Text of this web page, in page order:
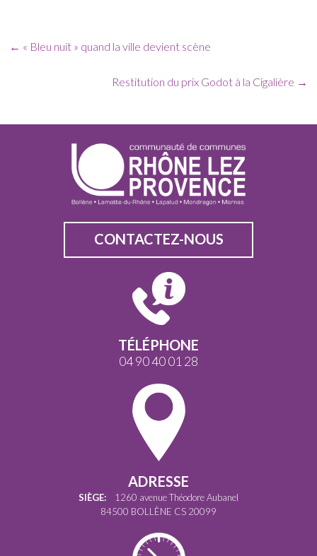
← « Bleu nuit » quand la ville devient scène
Restitution du prix Godot à la Cigalière →
CONTACTEZ-NOUS
TÉLÉPHONE
04 90 40 01 28
ADRESSE
SIÈGE: 1260 avenue Théodore Aubanel
84500 BOLLÈNE CS 20099